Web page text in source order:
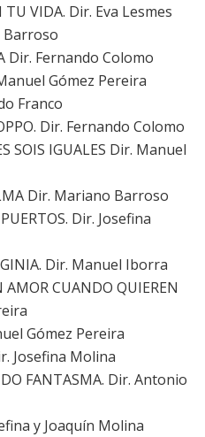
VIDA. Dir. Eva Lesmes
Barroso
Dir. Fernando Colomo
Gómez Pereira
Franco
Dir. Fernando Colomo
SOIS IGUALES Dir. Manuel
Dir. Mariano Barroso
Dir. Josefina
Dir. Manuel Iborra
CUANDO QUIEREN
Gómez Pereira
Josefina Molina
FANTASMA. Dir. Antonio
y Joaquín Molina